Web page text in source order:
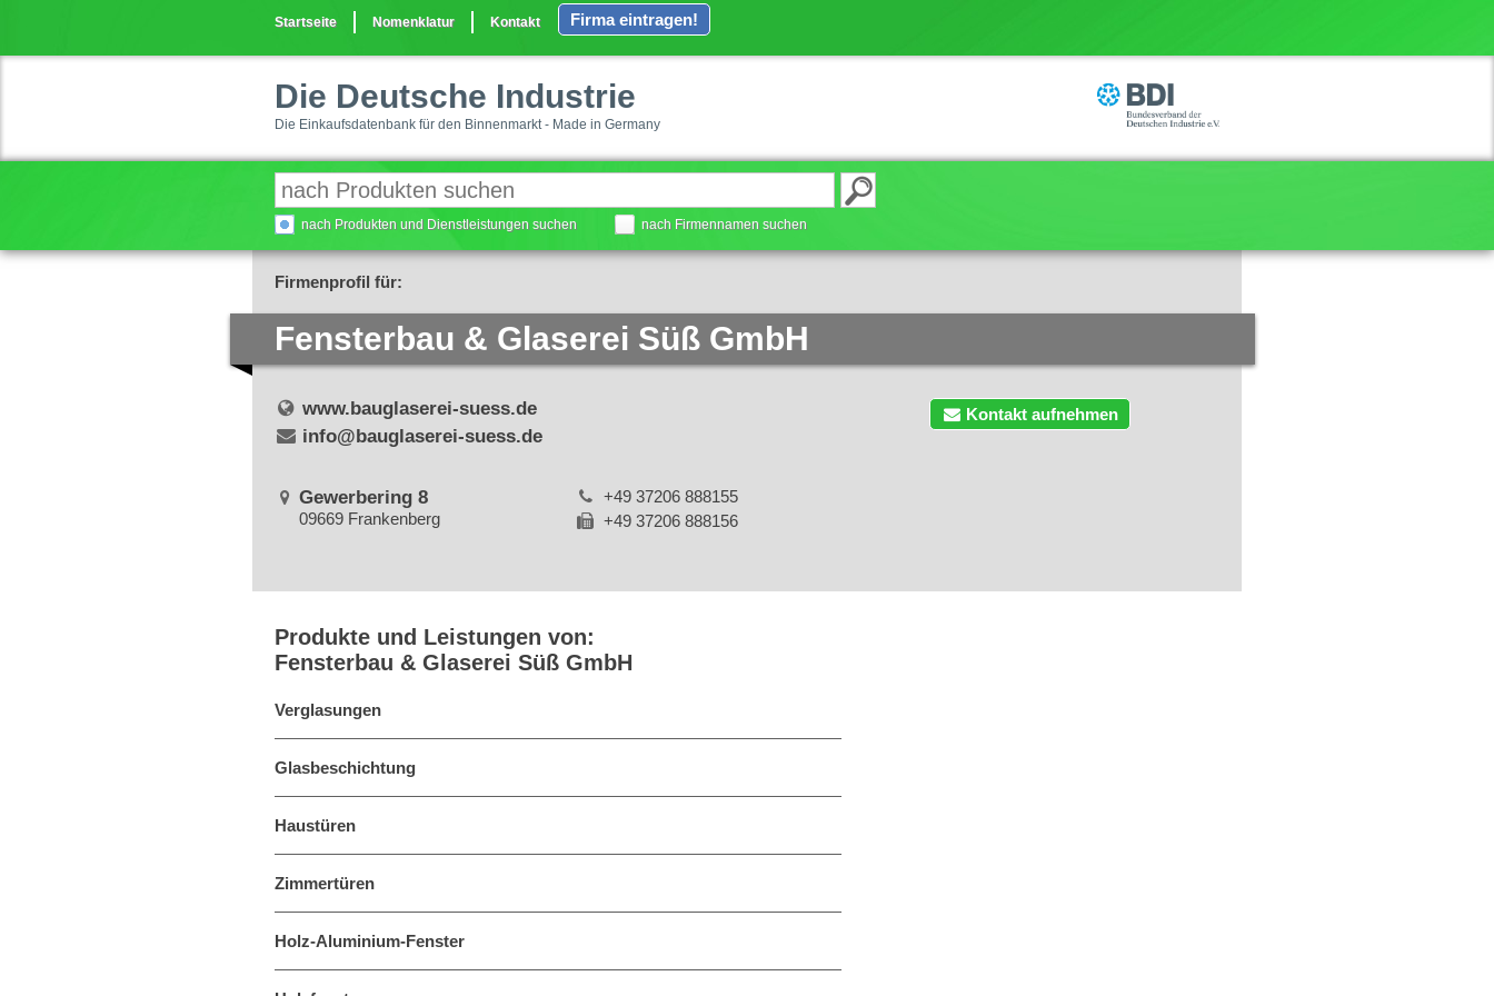
Startseite Nomenklatur Kontakt Firma eintragen!
Die Deutsche Industrie
Die Einkaufsdatenbank für den Binnenmarkt - Made in Germany
nach Produkten und Dienstleistungen suchen nach Firmennamen suchen
Firmenprofil für:
Fensterbau & Glaserei Süß GmbH
Kontakt aufnehmen
www.bauglaserei-suess.de
info@bauglaserei-suess.de
Gewerbering 8
09669 Frankenberg
+49 37206 888155
+49 37206 888156
Produkte und Leistungen von:
Fensterbau & Glaserei Süß GmbH
Verglasungen
Glasbeschichtung
Haustüren
Zimmertüren
Holz-Aluminium-Fenster